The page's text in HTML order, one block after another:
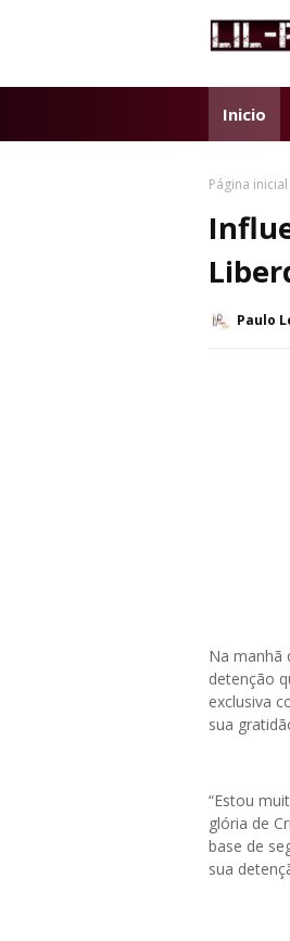
Inicio
Página inicial
Paulo
Na manhã
detenção
exclusiva
sua
“Estou
glória de
base de
sua